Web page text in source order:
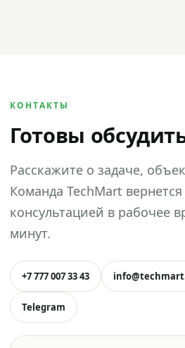
КОНТАКТЫ
Готовы
Расскажите о задаче,
Команда TechMart
консультацией в рабочее
минут.
+7 777 007 33 43
Telegram